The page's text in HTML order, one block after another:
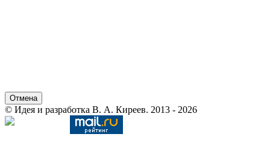
Отмена
© Идея и разработка В. А. Киреев. 2013 - 2026